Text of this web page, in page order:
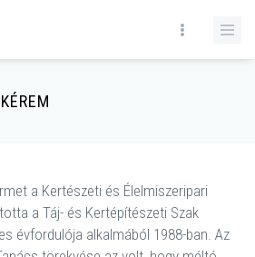
a Kertészeti és Élelmiszeripari
a Táj- és Kertépítészeti Szak
évfordulója alkalmából 1988-ban. Az